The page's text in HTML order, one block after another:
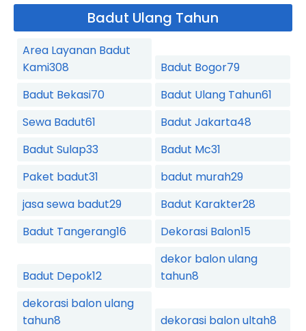
Badut Ulang Tahun
Area Layanan Badut
Kami308 Badut Bogor79
Badut Bekasi70 Badut Ulang Tahun61
Sewa Badut61 Badut Jakarta48
Badut Sulap33 Badut Mc31
Paket badut31 badut murah29
jasa sewa badut29 Badut Karakter28
Badut Tangerang16 Dekorasi Balon15
Badut Depok12
dekor balon ulang
tahun8
dekorasi balon ulang
tahun8 dekorasi balon ultah8